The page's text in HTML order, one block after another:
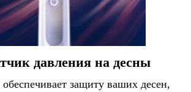
давления на десны
защиту ваших десен,